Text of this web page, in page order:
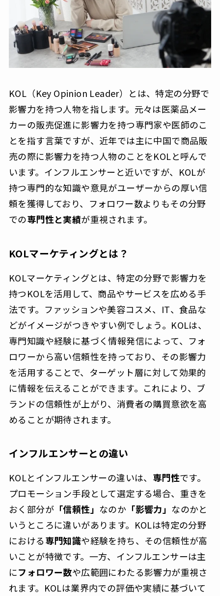
KOL（Key Opinion Leader）とは、特定の分野で
影響力を持つ人物を指します。元々は医薬品メー
カーの販売促進に影響力を持つ専門家や医師のこ
とを指す言葉ですが、近年では主に中国で商品販
売の際に影響力を持つ人物のことをKOLと呼んで
います。インフルエンサーと近いですが、KOLが
持つ専門的な知識や意見がユーザーからの厚い信
頼を獲得しており、フォロワー数よりもその分野
での専門性と実績が重視されます。
KOLマーケティングとは？
KOLマーケティングとは、特定の分野で影響力を
持つKOLを活用して、商品やサービスを広める手
法です。ファッションや美容コスメ、IT、食品な
どがイメージがつきやすい例でしょう。KOLは、
専門知識や経験に基づく情報発信によって、フォ
ロワーから高い信頼性を持っており、その影響力
を活用することで、ターゲット層に対して効果的
に情報を伝えることができます。これにより、ブ
ランドの信頼性が上がり、消費者の購買意欲を高
めることが期待されます。
インフルエンサーとの違い
KOLとインフルエンサーの違いは、 専門性です。
プロモーション手段として選定する場合、重きを
おく部分が「信頼性」 なのか 「影響力」 なのかと
いうところに違いがあります。KOLは特定の分野
における専門知識や経験を持ち、その信頼性が高
いことが特徴です。一方、インフルエンサーは主
にフォロワー数や広範囲にわたる影響力が重視さ
れます。KOLは業界内での評価や実績に基づいて